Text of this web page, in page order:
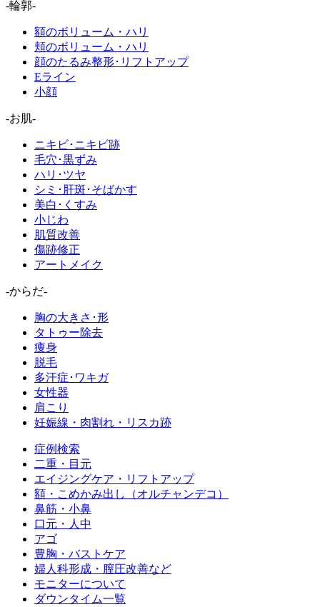
-輪郭-
額のボリューム・ハリ
頬のボリューム・ハリ
顔のたるみ整形･リフトアップ
Eライン
小顔
-お肌-
ニキビ･ニキビ跡
毛穴･黒ずみ
ハリ･ツヤ
シミ･肝斑･そばかす
美白･くすみ
小じわ
肌質改善
傷跡修正
アートメイク
-からだ-
胸の大きさ･形
タトゥー除去
痩身
脱毛
多汗症･ワキガ
女性器
肩こり
妊娠線・肉割れ・リスカ跡
症例検索
二重・目元
エイジングケア・リフトアップ
額・こめかみ出し（オルチャンデコ）
鼻筋・小鼻
口元・人中
アゴ
豊胸・バストケア
婦人科形成・膣圧改善など
モニターについて
ダウンタイム一覧